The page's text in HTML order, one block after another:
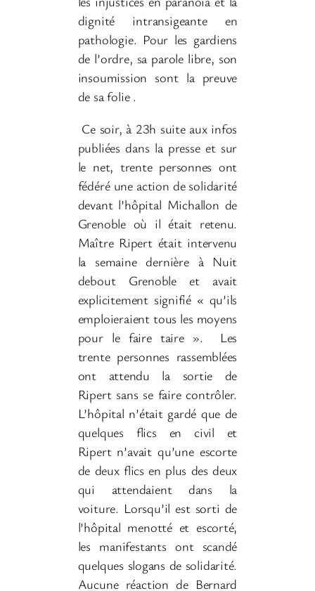
dignité intransigeante en
pathologie. Pour les gardiens
de l’ordre, sa parole libre, son
insoumission sont la preuve
de sa folie .
Ce soir, à 23h suite aux infos
publiées dans la presse et sur
le net, trente personnes ont
fédéré une action de solidarité
devant l’hôpital Michallon de
Grenoble où il était retenu.
Maître Ripert était intervenu
la semaine dernière à Nuit
debout Grenoble et avait
explicitement signifié « qu’ils
emploieraient tous les moyens
pour le faire taire ». Les
trente personnes rassemblées
ont attendu la sortie de
Ripert sans se faire contrôler.
L’hôpital n’était gardé que de
quelques flics en civil et
Ripert n’avait qu’une escorte
de deux flics en plus des deux
qui attendaient dans la
voiture. Lorsqu’il est sorti de
l’hôpital menotté et escorté,
les manifestants ont scandé
quelques slogans de solidarité.
Aucune réaction de Bernard